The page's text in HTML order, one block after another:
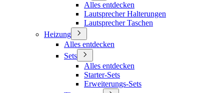
Alles entdecken
Lautsprecher Halterungen
Lautsprecher Taschen
Heizung
Alles entdecken
Sets
Alles entdecken
Starter-Sets
Erweiterungs-Sets